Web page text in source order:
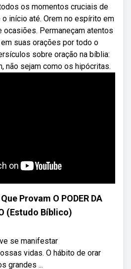
os momentos cruciais de
início até. Orem no espírito em
Permaneçam atentos
suas orações por todo o
sobre oração na bíblia:
não sejam como os hipócritas.
Provam O PODER DA
(Estudo Bíblico)
se manifestar
vidas. O hábito de orar
grandes ...